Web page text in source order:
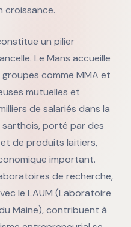
croissance.
un pilier
Le Mans accueille
comme MMA et
mutuelles et
de salariés dans la
porté par des
de produits laitiers,
important.
de recherche,
le LAUM (Laboratoire
Maine), contribuent à